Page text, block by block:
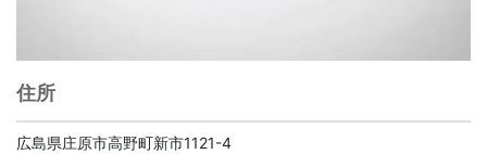
住所
広島県庄原市高野町新市1121-4